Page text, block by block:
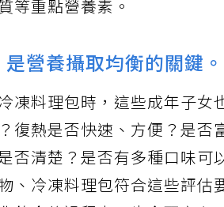
等重點營養素。
營養攝取均衡的關鍵。
凍料理包時，這些成年子女
復熱是否快速、方便？是否
否清楚？是否有多種口味可
、冷凍料理包符合這些評估